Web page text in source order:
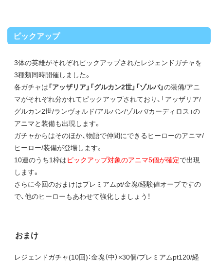
ピックアップ
3体の英雄がそれぞれピックアップされたレジェンドガチャを
3種類同時開催しました。
各ガチャは「アッザリア」「グルカン2世」「ゾルバ」の装備/アニ
マがそれぞれ分かれてピックアップされており、「アッザリア/
グルカン2世/ランヴォルド/アルバン/ゾルバ/カーディロス」の
アニマと装備も出現します。
ガチャからはそのほか、物語で仲間にできるヒーローのアニマ/
ヒーロー/装備が登場します。
10連のうち1枠はピックアップ対象のアニマ5個が確定で出現
します。
さらに今回のおまけはプレミアムpt/金塊/経験値オーブですの
で、他のヒーローもあわせて強化しましょう！
おまけ
レジェンドガチャ(10回)：金塊（中）×30個/プレミアムpt120/経